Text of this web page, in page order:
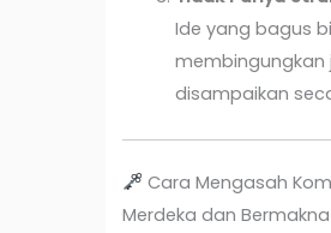
Ide yang bagus
membingungkan
disampaikan
Cara Mengasah
Merdeka dan Bermakna